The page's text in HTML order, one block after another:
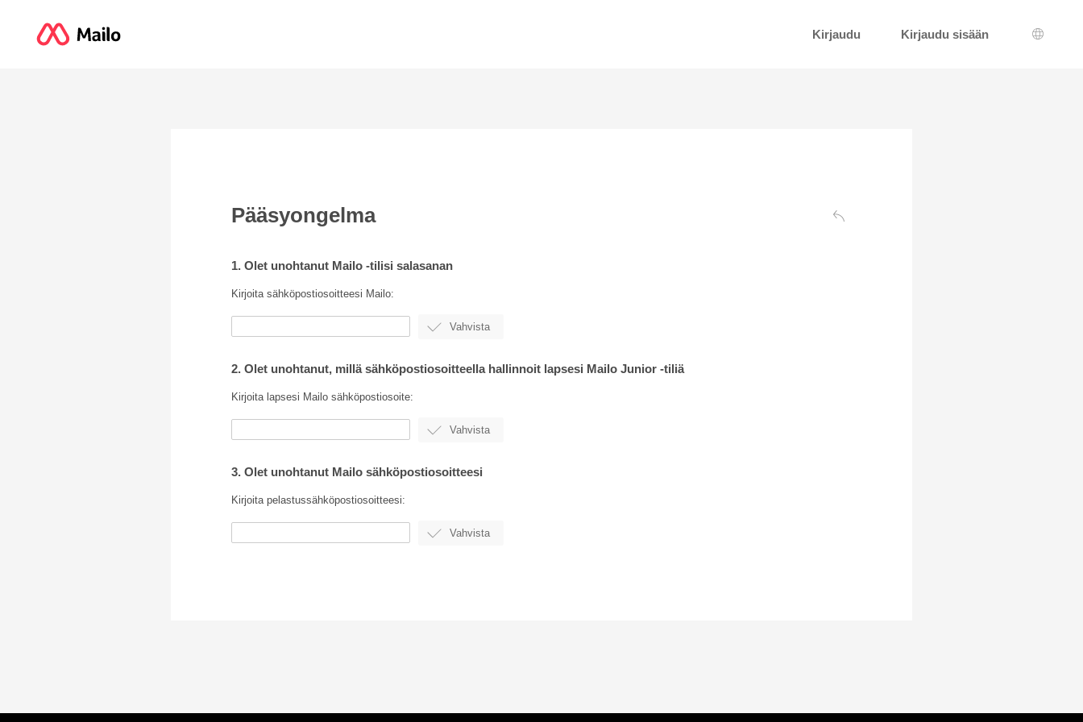
Kirjaudu Kirjaudu sisään
Kielen
Pääsyongelma Takaisin
1. Olet unohtanut Mailo -tilisi salasanan
Kirjoita sähköpostiosoitteesi Mailo:
2. Olet unohtanut, millä sähköpostiosoitteella hallinnoit lapsesi Mailo Junior -tiliä
Kirjoita lapsesi Mailo sähköpostiosoite:
3. Olet unohtanut Mailo sähköpostiosoitteesi
Kirjoita pelastussähköpostiosoitteesi: